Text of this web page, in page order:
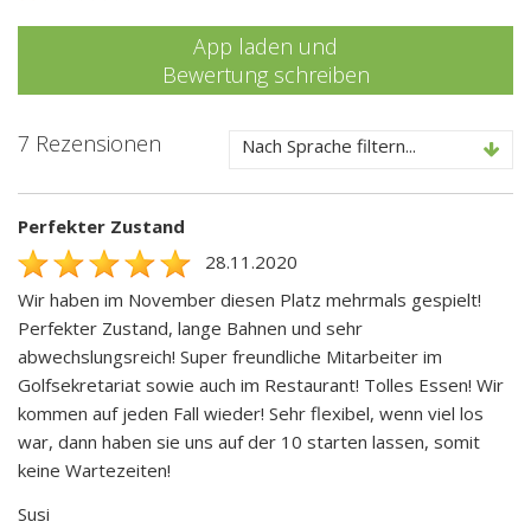
App laden und
Bewertung schreiben
7 Rezensionen Nach Sprache filtern...
Perfekter Zustand
28.11.2020
Wir haben im November diesen Platz mehrmals gespielt!
Perfekter Zustand, lange Bahnen und sehr
abwechslungsreich! Super freundliche Mitarbeiter im
Golfsekretariat sowie auch im Restaurant! Tolles Essen! Wir
kommen auf jeden Fall wieder! Sehr flexibel, wenn viel los
war, dann haben sie uns auf der 10 starten lassen, somit
keine Wartezeiten!
Susi